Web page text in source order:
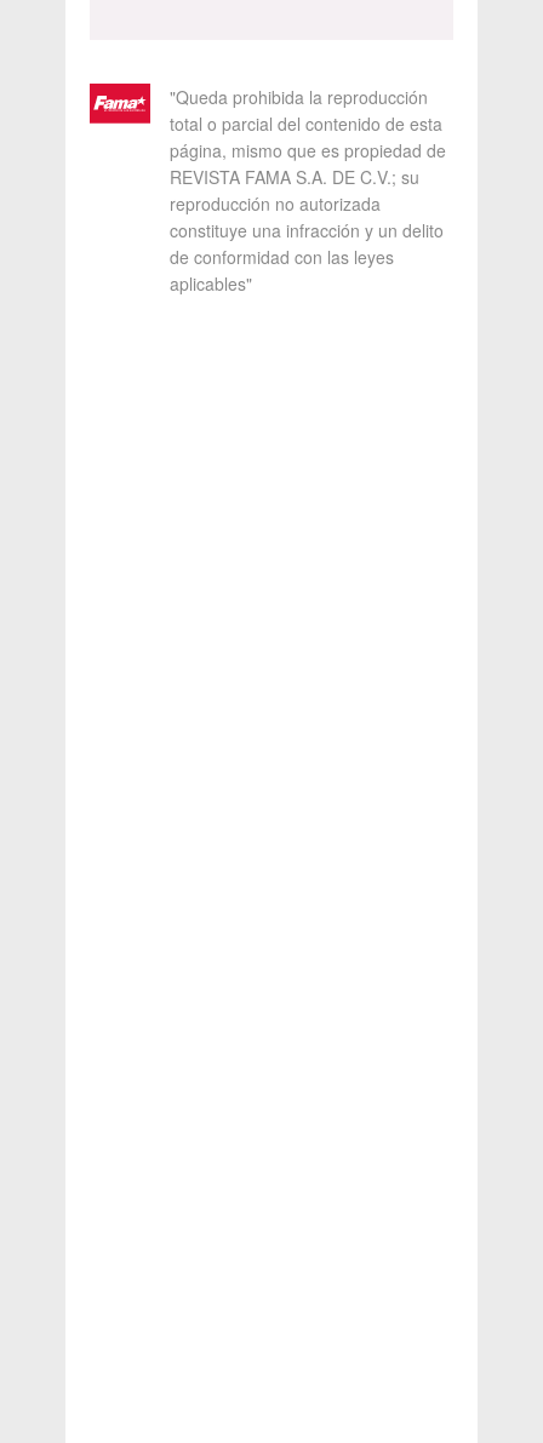
"Queda prohibida la reproducción
total o parcial del contenido de esta
página, mismo que es propiedad de
REVISTA FAMA S.A. DE C.V.; su
reproducción no autorizada
constituye una infracción y un delito
de conformidad con las leyes
aplicables"